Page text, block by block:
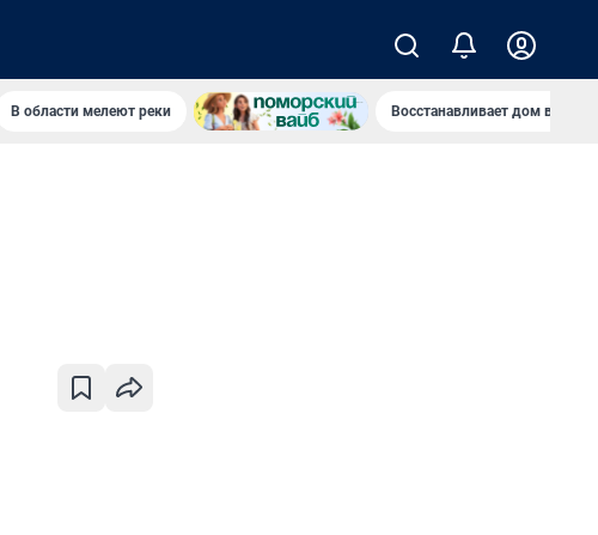
В области мелеют реки Восстанавливает дом в